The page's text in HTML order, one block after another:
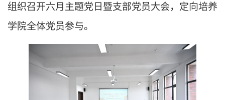
组织召开六月主题党日暨支部党员大会，定向培养
学院全体党员参与。